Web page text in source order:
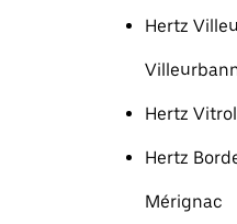
Hertz
Hertz
Hertz
Mérignac